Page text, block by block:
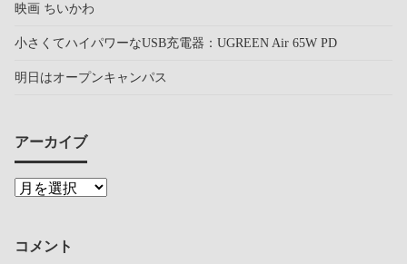
映画 ちいかわ
小さくてハイパワーなUSB充電器：UGREEN Air 65W PD
明日はオープンキャンパス
アーカイブ
コメント